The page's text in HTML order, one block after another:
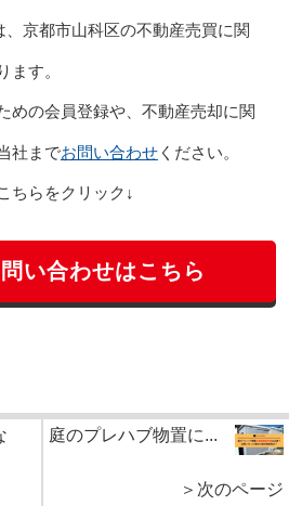
、京都市山科区の不動産売買に関
ます。
めの会員登録や、不動産売却に関
社までお問い合わせください。
ちらをクリック↓
い合わせはこちら
庭のプレハブ物置に...
＞次のページ